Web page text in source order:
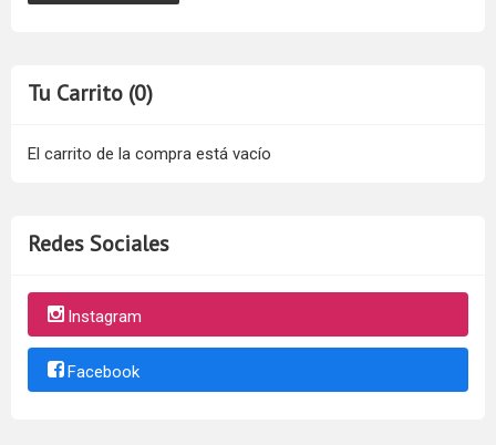
Tu Carrito (0)
El carrito de la compra está vacío
Redes Sociales
Instagram
Facebook